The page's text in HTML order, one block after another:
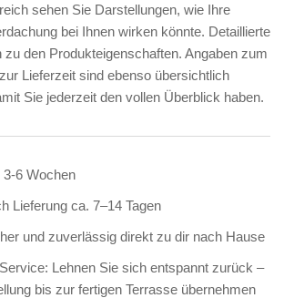
sehen Sie Darstellungen, wie Ihre
bei Ihnen wirken könnte. Detaillierte
zu den Produkteigenschaften. Angaben zum
Lieferzeit sind ebenso übersichtlich
Sie jederzeit den vollen Überblick haben.
3-6 Wochen
Lieferung ca. 7–14 Tagen
und zuverlässig direkt zu dir nach Hause
Lehnen Sie sich entspannt zurück –
bis zur fertigen Terrasse übernehmen